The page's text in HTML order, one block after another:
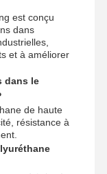
est conçu
dans
et à améliorer
dans le
de haute
résistance à